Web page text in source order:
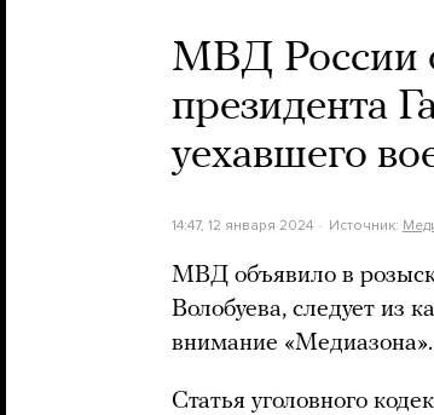
МВД России
президента
уехавшего
14:47, 12 января 2024 Источник:
МВД объявило в
Волобуева, следует из
внимание «Медиазона».
Статья уголовного